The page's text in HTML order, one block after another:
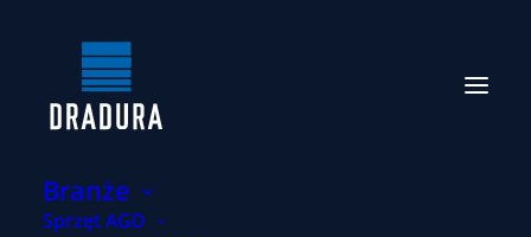
Branże
Sprzęt AGD